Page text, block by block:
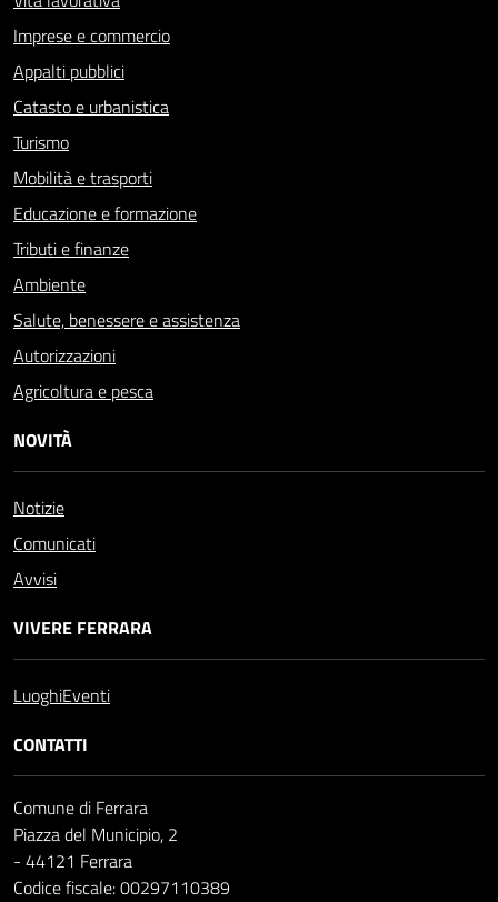
Imprese e commercio
Appalti pubblici
Catasto e urbanistica
Turismo
Mobilità e trasporti
Educazione e formazione
Tributi e finanze
Ambiente
Salute, benessere e assistenza
Autorizzazioni
Agricoltura e pesca
NOVITÀ
Notizie
Comunicati
Avvisi
VIVERE FERRARA
LuoghiEventi
CONTATTI
Comune di Ferrara
Piazza del Municipio, 2
- 44121 Ferrara
Codice fiscale: 00297110389